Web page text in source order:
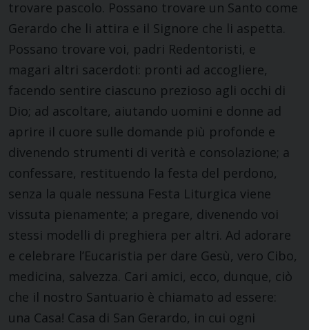
trovare pascolo. Possano trovare un Santo come
Gerardo che li attira e il Signore che li aspetta.
Possano trovare voi, padri Redentoristi, e
magari altri sacerdoti: pronti ad accogliere,
facendo sentire ciascuno prezioso agli occhi di
Dio; ad ascoltare, aiutando uomini e donne ad
aprire il cuore sulle domande più profonde e
divenendo strumenti di verità e consolazione; a
confessare, restituendo la festa del perdono,
senza la quale nessuna Festa Liturgica viene
vissuta pienamente; a pregare, divenendo voi
stessi modelli di preghiera per altri. Ad adorare
e celebrare l’Eucaristia per dare Gesù, vero Cibo,
medicina, salvezza. Cari amici, ecco, dunque, ciò
che il nostro Santuario è chiamato ad essere:
una Casa! Casa di San Gerardo, in cui ogni